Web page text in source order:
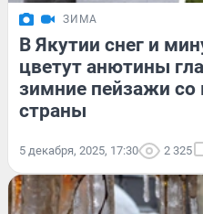
ЗИМА
В Якутии снег и
цветут анютины
зимние пейзажи со
страны
5 декабря, 2025, 17:30 2 325